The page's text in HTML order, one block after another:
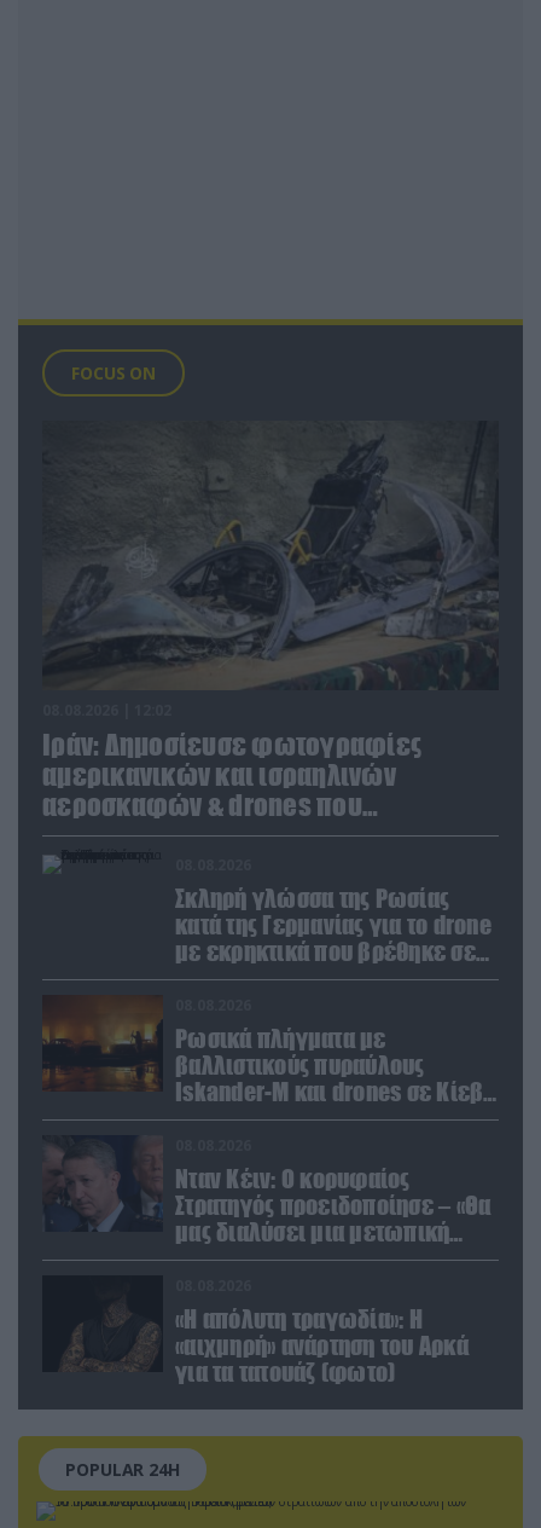
FOCUS ON
Ιράν: Δημοσίευσε φωτογραφίες
αμερικανικών και ισραηλινών
αεροσκαφών & drones που
καταρρίφθηκαν
Σκληρή γλώσσα της Ρωσίας
κατά της Γερμανίας για το drone
με εκρηκτικά που βρέθηκε σε
αεροδρόμιο της Λειψίας
Ρωσικά πλήγματα με
βαλλιστικούς πυραύλους
Iskander-M και drones σε Κίεβο
και Ντνιπροπετρόφσκ: Ισχυρές
Νταν Κέιν: Ο κορυφαίος
Στρατηγός προειδοποίησε – «Θα
μας διαλύσει μια μετωπική
σύγκρουση με το Ιράν» – Τι
«Η απόλυτη τραγωδία»: Η
«αιχμηρή» ανάρτηση του Αρκά
για τα τατουάζ (φωτο)
POPULAR 24H